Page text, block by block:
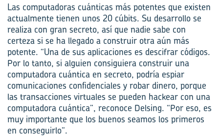
Las computadoras cuánticas más potentes que existen
actualmente tienen unos 20 cúbits. Su desarrollo se
realiza con gran secreto, así que nadie sabe con
certeza si se ha llegado a construir otra aún más
potente. “Una de sus aplicaciones es descifrar códigos.
Por lo tanto, si alguien consiguiera construir una
computadora cuántica en secreto, podría espiar
comunicaciones confidenciales y robar dinero, porque
las transacciones virtuales se pueden hackear con una
computadora cuántica”, reconoce Delsing. “Por eso, es
muy importante que los buenos seamos los primeros
en conseguirlo”.